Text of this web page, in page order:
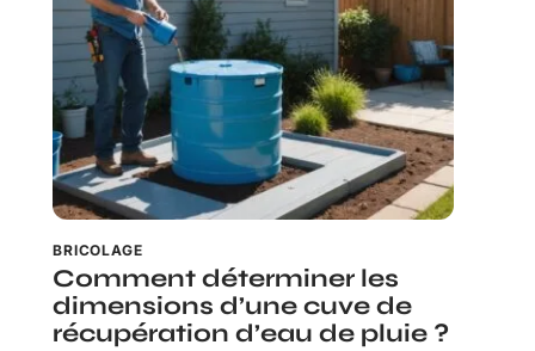
BRICOLAGE
Comment déterminer les
dimensions d’une cuve de
récupération d’eau de pluie ?